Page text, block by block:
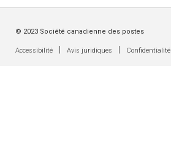
© 2023 Société canadienne des postes
Accessibilité Avis juridiques Confidentialité